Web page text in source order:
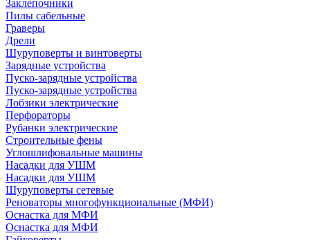
Заклепочники
Пилы сабельные
Граверы
Дрели
Шуруповерты и винтоверты
Зарядные устройства
Пуско-зарядные устройства
Пуско-зарядные устройства
Лобзики электрические
Перфораторы
Рубанки электрические
Строительные фены
Углошлифовальные машины
Насадки для УШМ
Насадки для УШМ
Шуруповерты сетевые
Реноваторы многофункциональные (МФИ)
Оснастка для МФИ
Оснастка для МФИ